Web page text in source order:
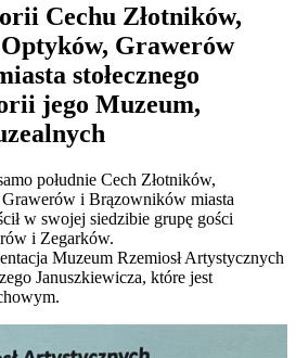
Cechu Złotników,
Grawerów
stołecznego
jego Muzeum,
południe Cech Złotników,
i Brązowników miasta
w swojej siedzibie grupę gości
i Zegarków.
Muzeum Rzemiosł Artystycznych
Januszkiewicza, które jest